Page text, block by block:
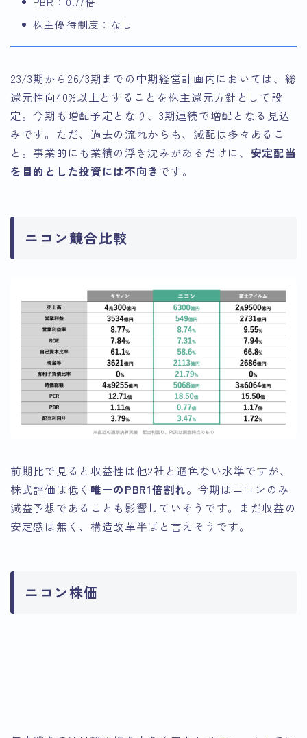
株主優待制度：なし
23/3期から26/3期までの中期経営計画内においては、総
還元性向40%以上とすることを株主還元方針として設
定。今期も増配予定となり、3期連続で増配となる見込
みです。ただ、過去の流れからも、減配は多々あるこ
と。事業的にも業績の浮き沈みがあるだけに、 安定配当
を目的とした投資には不向き です。
ニコン競合比較
前期比で見ると収益性は他2社と遜色ない水準ですが、
株式評価は低く 唯一のPBR1倍割れ。 今期はニコンのみ
減益予想であることも影響していそうです。まだ収益の
安定感は無く、構造改革半ばと言えそうです。
ニコン株価